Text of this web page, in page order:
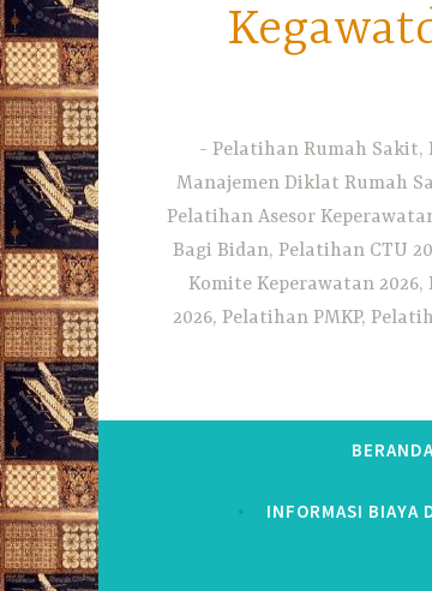
Pelatihan Rumah Sakit,
Manajemen Diklat Rumah
Pelatihan Asesor
Bagi Bidan, Pelatihan CTU
Komite Keperawatan 2026,
2026, Pelatihan PMKP,
INFORMASI BIAYA